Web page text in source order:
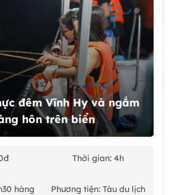
đêm Vĩnh Hy và ngắm
hôn trên biển
Thời gian: 4h
hàng
Phương tiện: Tàu du lịch